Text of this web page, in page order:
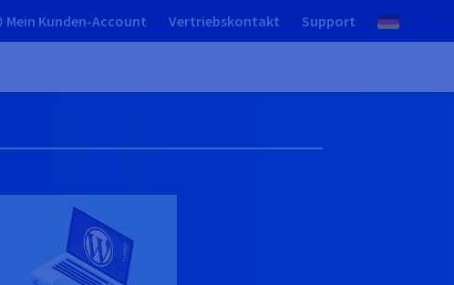
Mein Kunden-Account Vertriebskontakt Support